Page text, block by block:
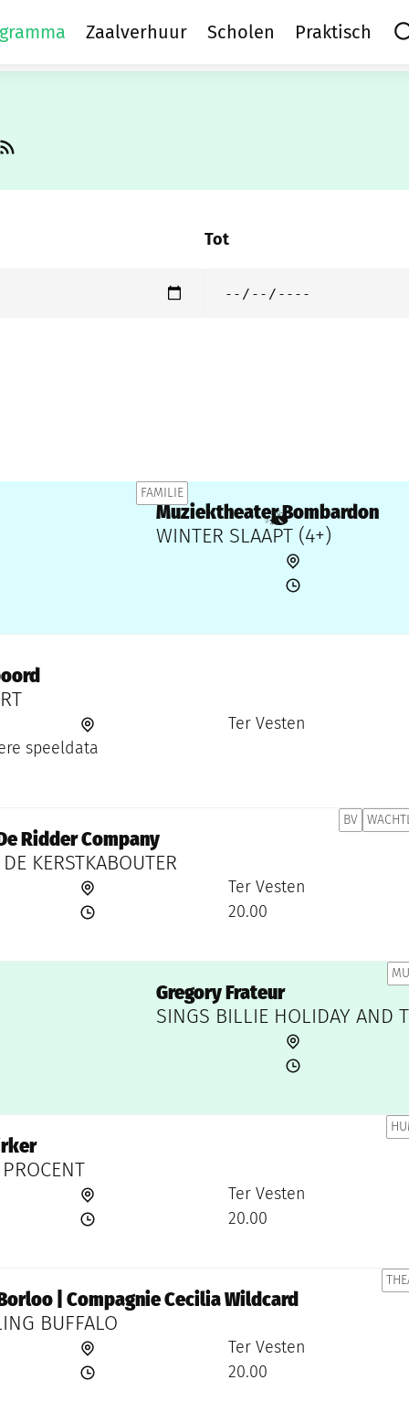
. Zaalverhuur Scholen Praktisch
Rss activiteiten
Tot
Muziektheater Bombardon
WINTER SLAAPT (4+)
FAMILIE
Samen met kinderen eropuit!
Ter Vesten
speeldata
Ridder Company
KERSTKABOUTER
Ter Vesten
20.00
BV
Gregory Frateur
SINGS BILLIE HOLIDAY AND
Ter Vesten
20.00
| Compagnie Cecilia Wildcard
BUFFALO
Ter Vesten
20.00